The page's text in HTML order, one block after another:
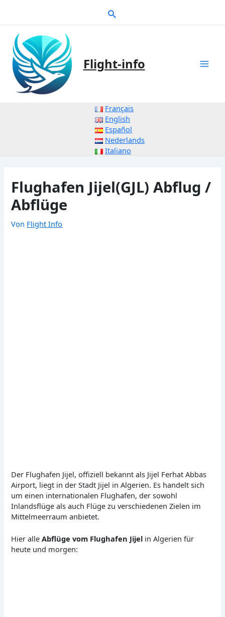
Suche
Flight-info
Français
English
Español
Nederlands
Italiano
Flughafen Jijel(GJL) Abflug /
Abflüge
Von Flight Info
Der Flughafen Jijel, offiziell bekannt als Jijel Ferhat Abbas
Airport, liegt in der Stadt Jijel in Algerien. Es handelt sich
um einen internationalen Flughafen, der sowohl
Inlandsflüge als auch Flüge zu verschiedenen Zielen im
Mittelmeerraum anbietet.
Hier alleAbflüge vom Flughafen Jijel in Algerien für
heute und morgen: